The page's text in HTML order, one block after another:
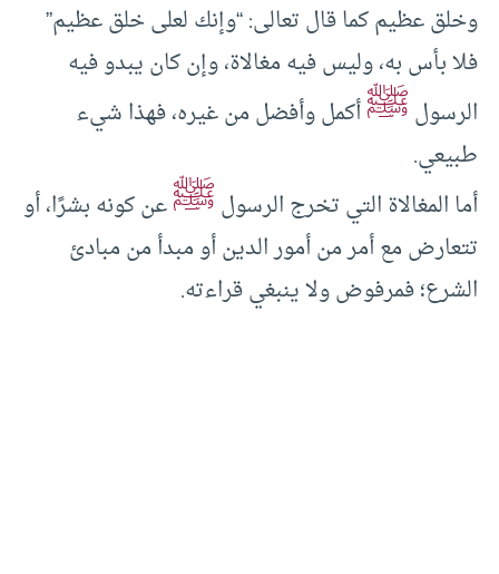
وخلق عظيم كما قال تعالى: “وإنك لعلى خلق عظيم”
فلا بأس به، وليس فيه مغالاة، وإن كان يبدو فيه
الرسولﷺأكمل وأفضل من غيره، فهذا شيء
طبيعي.
أما المغالاة التي تخرج الرسولﷺعن كونه بشرًا، أو
تتعارض مع أمر من أمور الدين أو مبدأ من مبادئ
الشرع؛ فمرفوض ولا ينبغي قراءته.